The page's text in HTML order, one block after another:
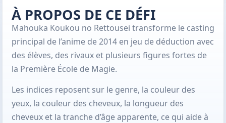
frame.style.height=Math.max(560,Math.min(1400,Number(data.h
eight)||760))+"px";
    }
  });
});
</script>
À PROPOS DE CE DÉFI
Mahouka Koukou no Rettousei transforme le casting
principal de l’anime de 2014 en jeu de déduction avec
des élèves, des rivaux et plusieurs figures fortes de
la Première École de Magie.
Les indices reposent sur le genre, la couleur des
yeux, la couleur des cheveux, la longueur des
cheveux et la tranche d’âge apparente, ce qui aide à